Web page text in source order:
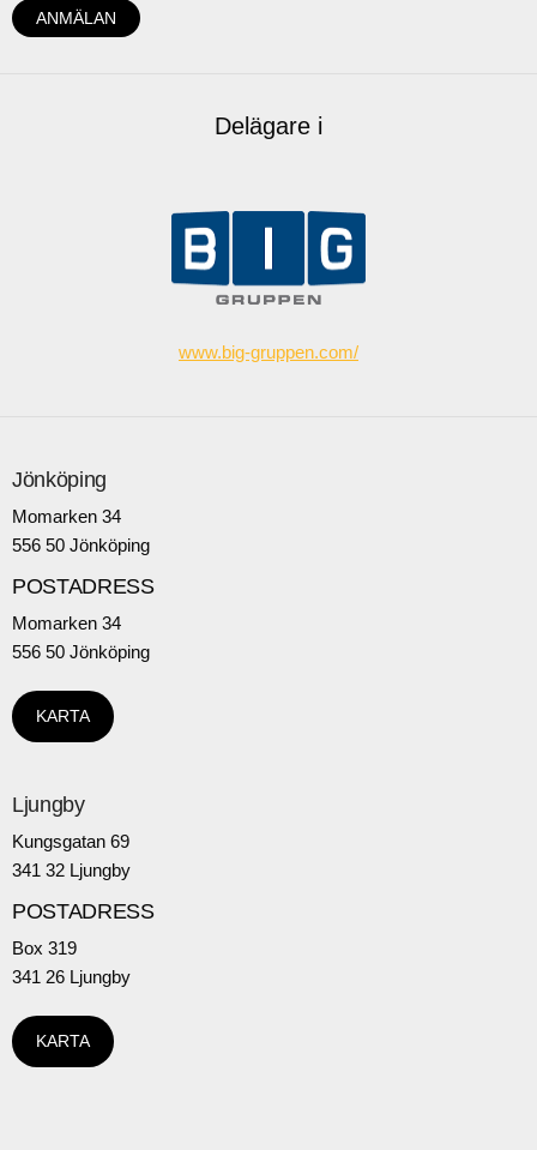
Delägare i
www.big-gruppen.com/
Jönköping
Momarken 34
556 50 Jönköping
POSTADRESS
Momarken 34
556 50 Jönköping
KARTA
Ljungby
Kungsgatan 69
341 32 Ljungby
POSTADRESS
Box 319
341 26 Ljungby
KARTA